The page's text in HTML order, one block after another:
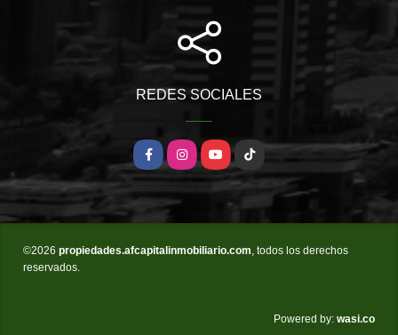
REDES SOCIALES
FacebookInstagramYouTubeTikTok
©2026 propiedades.afcapitalinmobiliario.com, todos los derechos
reservados.
Powered by: wasi.co